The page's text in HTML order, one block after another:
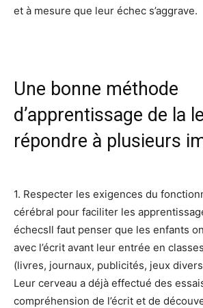
et à mesure que leur échec s’aggrave.
Une bonne méthode
d’apprentissage de la
répondre à plusieurs
1. Respecter les exigences du
cérébral pour faciliter les
échecsIl faut penser que les enfants
avec l’écrit avant leur entrée en classes
(livres, journaux, publicités, jeux
Leur cerveau a déjà effectué des
compréhension de l’écrit et de